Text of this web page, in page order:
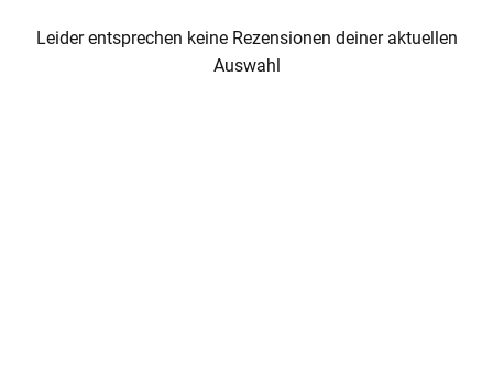
Leider entsprechen keine Rezensionen deiner aktuellen
Auswahl